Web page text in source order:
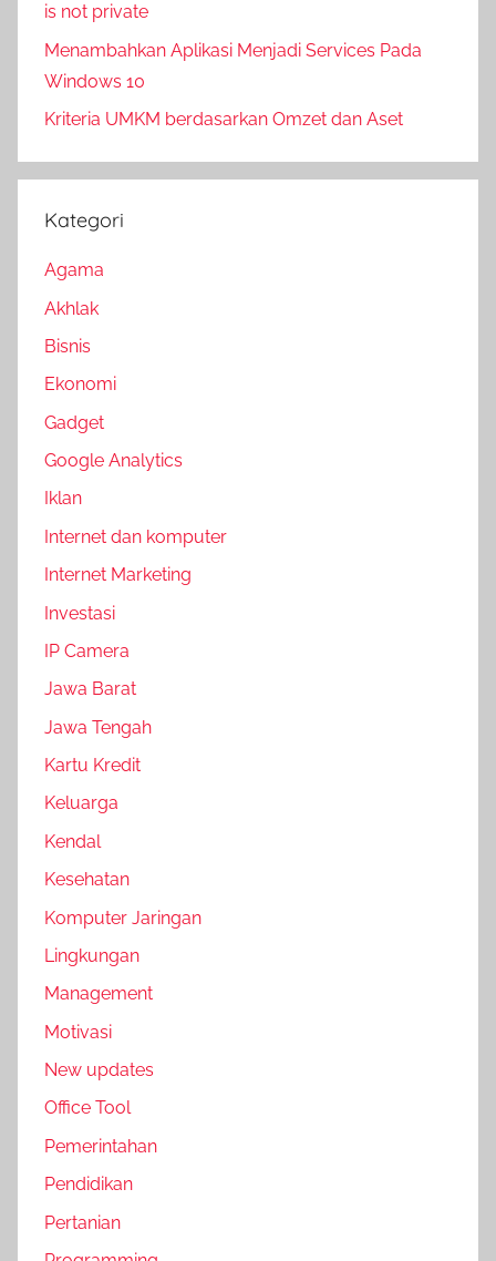
is not private
Menambahkan Aplikasi Menjadi Services Pada
Windows 10
Kriteria UMKM berdasarkan Omzet dan Aset
Kategori
Agama
Akhlak
Bisnis
Ekonomi
Gadget
Google Analytics
Iklan
Internet dan komputer
Internet Marketing
Investasi
IP Camera
Jawa Barat
Jawa Tengah
Kartu Kredit
Keluarga
Kendal
Kesehatan
Komputer Jaringan
Lingkungan
Management
Motivasi
New updates
Office Tool
Pemerintahan
Pendidikan
Pertanian